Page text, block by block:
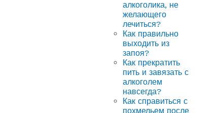
алкоголика, не
желающего
лечиться?
Как правильно
выходить из
запоя?
Как прекратить
пить и завязать с
алкоголем
навсегда?
Как справиться с
похмельем после